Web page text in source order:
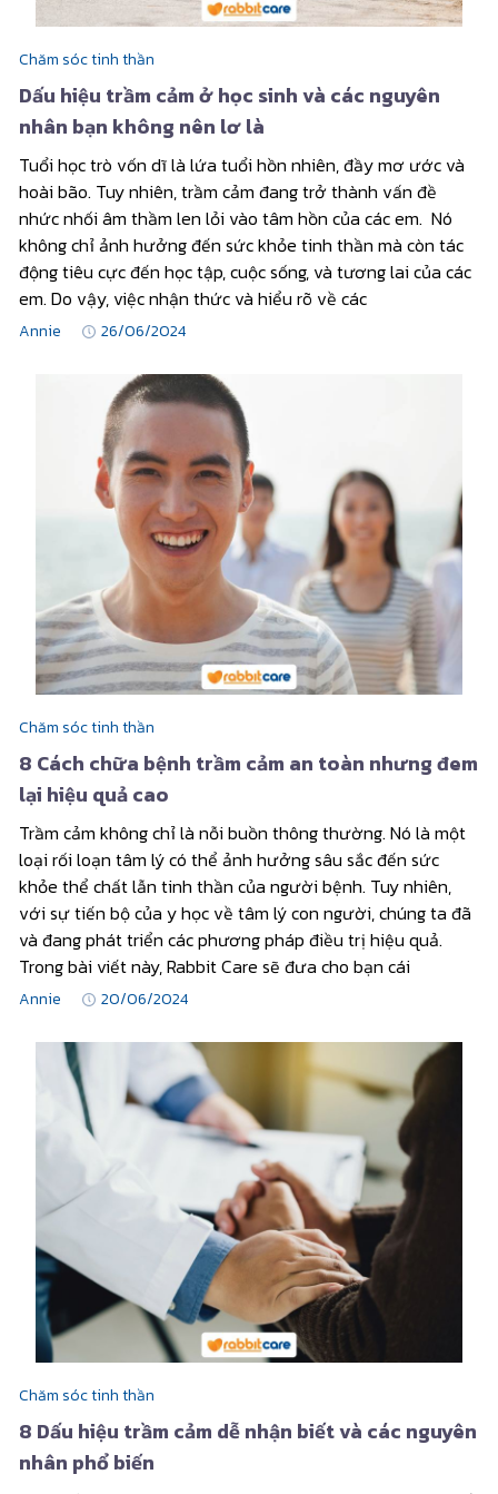
Chăm sóc tinh thần
Dấu hiệu trầm cảm ở học sinh và các nguyên
nhân bạn không nên lơ là
Tuổi học trò vốn dĩ là lứa tuổi hồn nhiên, đầy mơ ước và
hoài bão. Tuy nhiên, trầm cảm đang trở thành vấn đề
nhức nhối âm thầm len lỏi vào tâm hồn của các em. Nó
không chỉ ảnh hưởng đến sức khỏe tinh thần mà còn tác
động tiêu cực đến học tập, cuộc sống, và tương lai của các
em. Do vậy, việc nhận thức và hiểu rõ về các
Annie 26/06/2024
Chăm sóc tinh thần
8 Cách chữa bệnh trầm cảm an toàn nhưng đem
lại hiệu quả cao
Trầm cảm không chỉ là nỗi buồn thông thường. Nó là một
loại rối loạn tâm lý có thể ảnh hưởng sâu sắc đến sức
khỏe thể chất lẫn tinh thần của người bệnh. Tuy nhiên,
với sự tiến bộ của y học về tâm lý con người, chúng ta đã
và đang phát triển các phương pháp điều trị hiệu quả.
Trong bài viết này, Rabbit Care sẽ đưa cho bạn cái
Annie 20/06/2024
Chăm sóc tinh thần
8 Dấu hiệu trầm cảm dễ nhận biết và các nguyên
nhân phổ biến